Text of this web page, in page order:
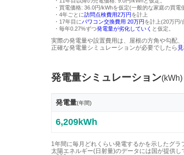
・買電価格: 36.0円/kWhを仮定(一般的な家庭の買電
・4年ごとに訪問点検費用2万円を計上
・17年目にパワコン交換費用 20万円を計上(20万円/
・毎年0.27%ずつ発電量が劣化していく と仮定。
実際の発電量や設置費用は、屋根の方角や勾配
正確な発電量シミュレーションが必要でしたら
発電量シミュレーション(kWh)
発電量(年間)
6,209kWh
1年間に毎月どれくらい発電するかを示したグラ
太陽エネルギー(日射量)のデータには国が提供